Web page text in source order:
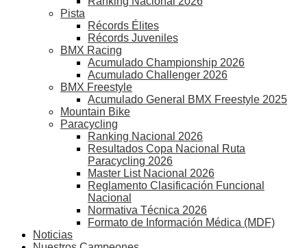
Pista
Récords Élites
Récords Juveniles
BMX Racing
Acumulado Championship 2026
Acumulado Challenger 2026
BMX Freestyle
Acumulado General BMX Freestyle 2025
Mountain Bike
Paracycling
Ranking Nacional 2026
Resultados Copa Nacional Ruta
Paracycling 2026
Master List Nacional 2026
Reglamento Clasificación Funcional
Nacional
Normativa Técnica 2026
Formato de Información Médica (MDF)
Noticias